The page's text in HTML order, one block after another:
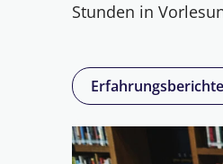
Stunden in
Erfahrungsberichte